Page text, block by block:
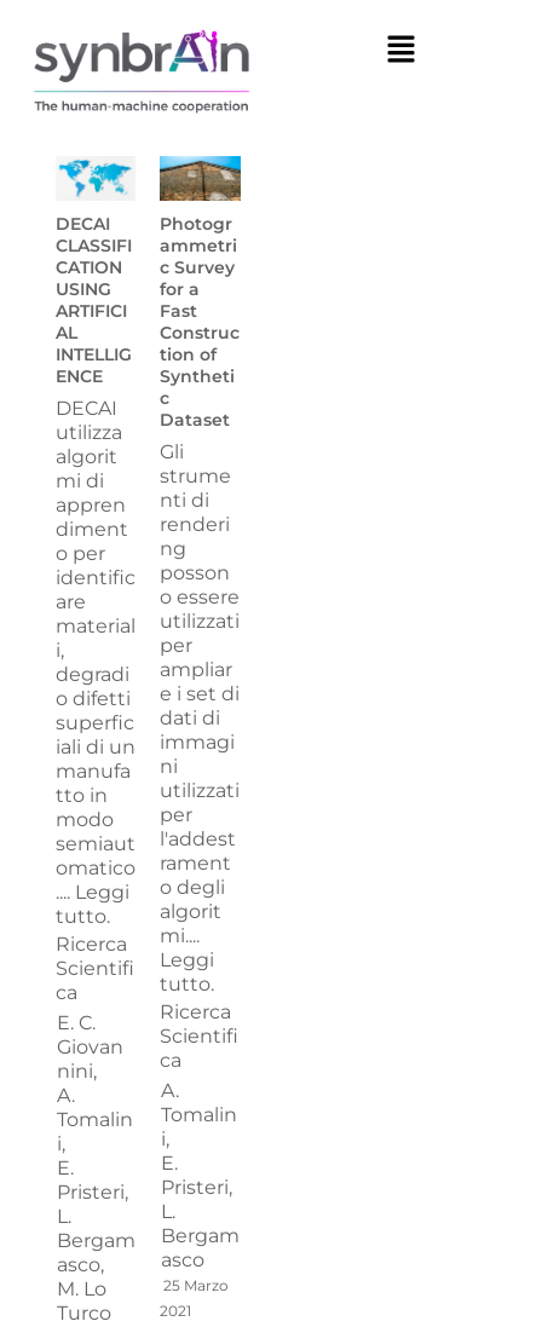
DECAI
CLASSIFI
CATION
USING
ARTIFICI
AL
INTELLIG
ENCE
DECAI
utilizza
algorit
mi di
appren
diment
o per
identific
are
material
i,
degradi
o difetti
superfic
iali di un
manufa
tto in
modo
semiaut
omatico
.... Leggi
tutto.
Ricerca
Scientifi
ca
E. C.
Giovan
nini,
A.
Tomalin
i,
E.
Pristeri,
L.
Bergam
asco,
M. Lo
Turco
Photogr
ammetri
c Survey
for a
Fast
Construc
tion of
Syntheti
c
Dataset
Gli
strume
nti di
renderi
ng
posson
o essere
utilizzati
per
ampliar
e i set di
dati di
immagi
ni
utilizzati
per
l'addest
rament
o degli
algorit
mi....
Leggi
tutto.
Ricerca
Scientifi
ca
A.
Tomalin
i,
E.
Pristeri,
L.
Bergam
asco
25 Marzo
2021